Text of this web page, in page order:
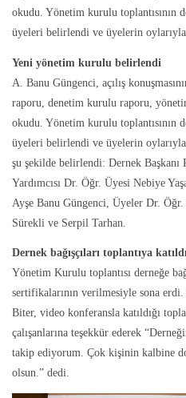
okudu. Yönetim kurulu toplantısının
üyeleri belirlendi ve üyelerin oylarıyla
Yeni yönetim kurulu belirlendi
A. Banu Güngenci, açılış
raporu, denetim kurulu raporu,
okudu. Yönetim kurulu toplantısının
üyeleri belirlendi ve üyelerin
şu şekilde belirlendi: Dernek Başkanı
Yardımcısı Dr. Öğr. Üyesi Nebiye
Ayşe Banu Güngenci, Üyeler Dr.
Sürekli ve Serpil Tarhan.
Dernek bağışçıları toplantıya
Yönetim Kurulu toplantısı derneğe
sertifikalarının verilmesiyle sona erdi.
Biter, video konferansla katıldığı
çalışanlarına teşekkür ederek
takip ediyorum. Çok kişinin kalbine
olsun.” dedi.